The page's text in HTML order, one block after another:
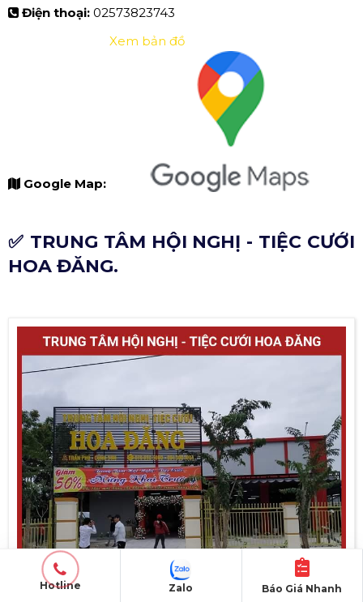
Điện thoại: 02573823743
Google Map:
Xem bản đồ
✅ TRUNG TÂM HỘI NGHỊ - TIỆC CƯỚI
HOA ĐĂNG.
Hotline Báo Giá Nhanh
Zalo